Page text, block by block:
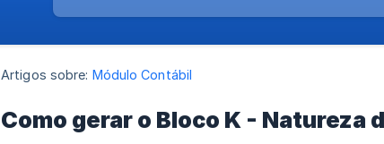
Artigos sobre: Módulo Contábil
Como gerar o Bloco K - Natureza